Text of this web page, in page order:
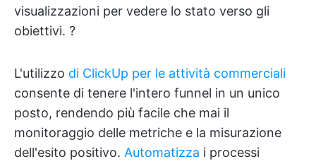
visualizzazioni per vedere lo stato verso gli
obiettivi. ?
L'utilizzo di ClickUp per le attività commerciali
consente di tenere l'intero funnel in un unico
posto, rendendo più facile che mai il
monitoraggio delle metriche e la misurazione
dell'esito positivo. Automatizza i processi